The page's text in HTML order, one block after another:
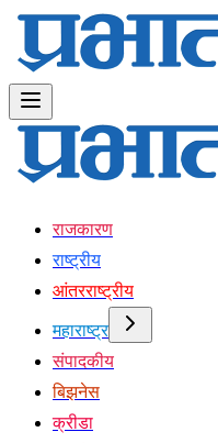
राजकारण
राष्ट्रीय
आंतरराष्ट्रीय
महाराष्ट्र
संपादकीय
बिझनेस
क्रीडा